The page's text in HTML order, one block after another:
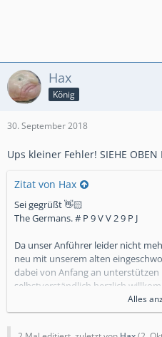
Hax
König
30. September 2018
Ups kleiner Fehler! SIEHE OBEN
Zitat von Hax
Sei gegrüßt 👋🏻
The Germans. # P 9 V V 2 9 P J
Da unser Anführer leider nicht
neu mit unserem alten
dabei von Anfang an
selbstverständlich herzlich
⛔ALLE aktiven 41 Mitspieler sind
Liga 2 wo wir bereits bei 2288
Alles